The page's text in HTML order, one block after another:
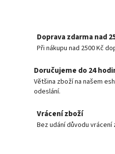
Doprava zdarma nad
Při nákupu nad 2500 Kč
Doručujeme do 24
Většina zboží na našem
odeslání.
Vrácení zboží
Bez udání důvodu vrácení